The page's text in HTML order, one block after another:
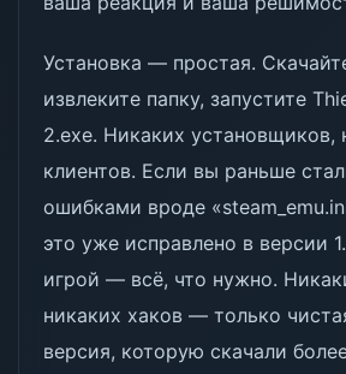
Установка — простая.
извлеките папку, запустите
2.exe. Никаких установщиков,
клиентов. Если вы раньше
ошибками вроде
это уже исправлено в версии
игрой — всё, что нужно.
никаких хаков — только
версия, которую скачали